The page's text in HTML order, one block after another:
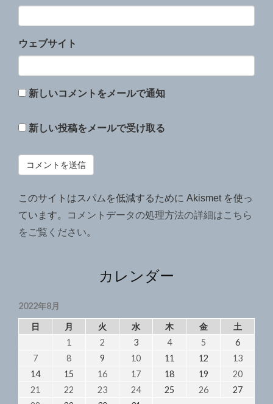
ウェブサイト
新しいコメントをメールで通知
新しい投稿をメールで受け取る
このサイトはスパムを低減するために Akismet を使っ
ています。
コメントデータの処理方法の詳細はこちら
をご覧ください。
カレンダー
2022年8月
日
月 火 水 木 金
土
1
2 3 4 5
6
7
8 9 10 11 12
13
14
15 16 17 18 19
20
21
22 23 24 25 26
27